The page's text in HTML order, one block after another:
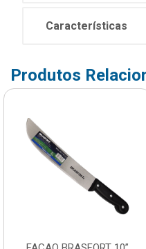
Características
Produtos